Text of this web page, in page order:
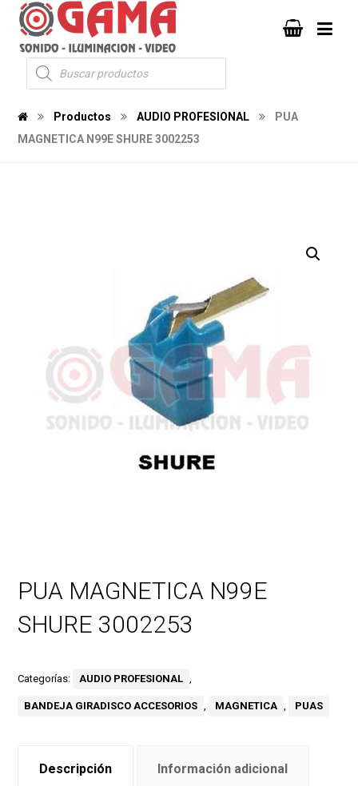
Productos AUDIO PROFESIONAL
PUA
MAGNETICA N99E SHURE 3002253
PUA MAGNETICA N99E
SHURE 3002253
Categorías: AUDIO PROFESIONAL ,
BANDEJA GIRADISCO ACCESORIOS , MAGNETICA , PUAS
Descripción Información adicional